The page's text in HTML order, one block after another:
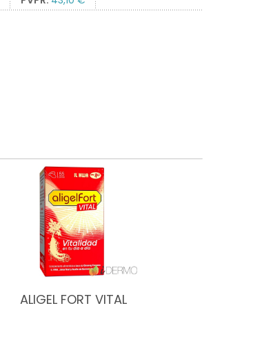
ALIGEL FORT VITAL